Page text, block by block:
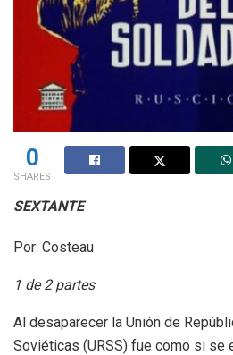
0
SHARES
SEXTANTE
Por: Costeau
1 de 2 partes
Al desaparecer la Unión de
Soviéticas (URSS) fue como si se